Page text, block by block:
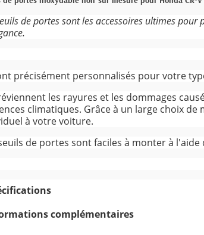
de portes sont les accessoires ultimes
précisément personnalisés pour votre
les rayures et les dommages
climatiques. Grâce à un large choix
à votre voiture.
de portes sont faciles à monter à
complémentaires